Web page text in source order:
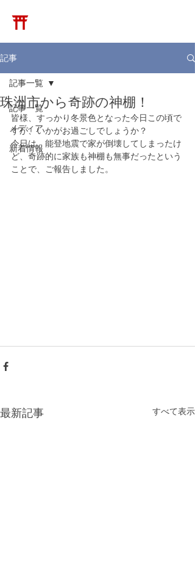
記事
記事一覧
メディア
新着情報
記事一覧
珠洲市から奇跡の神棚！
皆様、すっかり冬景色となった今日この頃で
すが、いかがお過ごしでしょうか？
今日は、能登地震で家が倒壊してしまったけ
ど、奇跡的に家族も神棚も無事だったという
ことで、ご報告しました。
最新記事 すべて表示